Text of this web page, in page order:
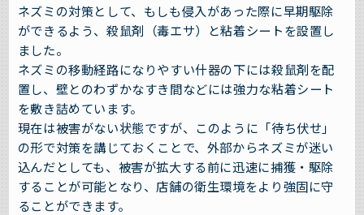
ネズミの対策として、もしも侵入があった際に早期駆除
ができるよう、殺鼠剤（毒エサ）と粘着シートを設置し
ました。
ネズミの移動経路になりやすい什器の下には殺鼠剤を配
置し、壁とのわずかなすき間などには強力な粘着シート
を敷き詰めています。
現在は被害がない状態ですが、このように「待ち伏せ」
の形で対策を講じておくことで、外部からネズミが迷い
込んだとしても、被害が拡大する前に迅速に捕獲・駆除
することが可能となり、店舗の衛生環境をより強固に守
ることができます。